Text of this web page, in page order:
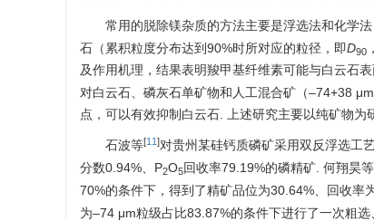
常用的脱除镁杂质的方法主要是浮选法和化学
石（累积粒度分布达到90%时所对应的粒径，即D90
及作用机理，结果表明羧甲基纤维素可能与白云石
对白云石、磷灰石单矿物和人工混合矿（–74+38
点，可以有效抑制白云石. 上述研究主要以纯矿物
石波等[11]对贵州某硅钙质磷矿采用双反浮选工
分数0.94%、P2O5回收率79.19%的磷精矿. 何翔昊等
70%的条件下，得到了精矿品位为30.64%、回收
为–74 μm粒级占比83.87%的条件下进行了一次粗